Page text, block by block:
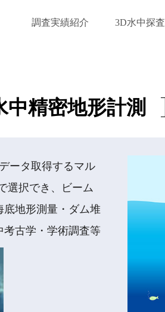
調査実績紹介 3D水中探査
中精密地形計測
ータ取得するマル
選択でき、ビーム
地形測量・ダム堆
古学・学術調査等